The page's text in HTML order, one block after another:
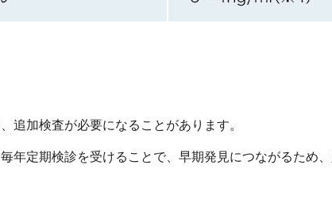
追加検査が必要になることがあります。
年定期検診を受けることで、早期発見につながるため